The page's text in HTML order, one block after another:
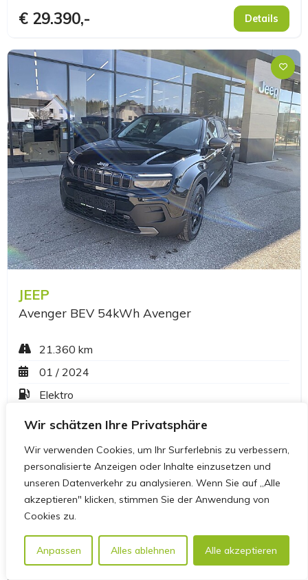
Wir schätzen Ihre Privatsphäre
Wir verwenden Cookies, um Ihr Surferlebnis zu verbessern,
personalisierte Anzeigen oder Inhalte einzusetzen und
unseren Datenverkehr zu analysieren. Wenn Sie auf „Alle
akzeptieren" klicken, stimmen Sie der Anwendung von
Cookies zu.
Anpassen Alles ablehnen Alle akzeptieren